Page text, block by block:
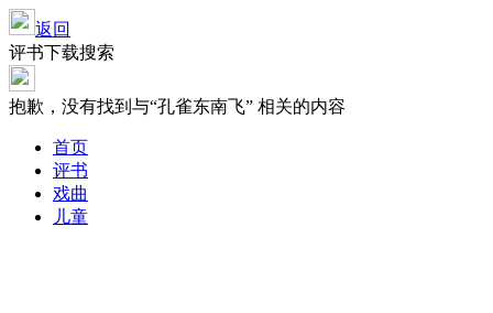
返回
评书下载搜索
抱歉，没有找到与“孔雀东南飞” 相关的内容
首页
评书
戏曲
儿童